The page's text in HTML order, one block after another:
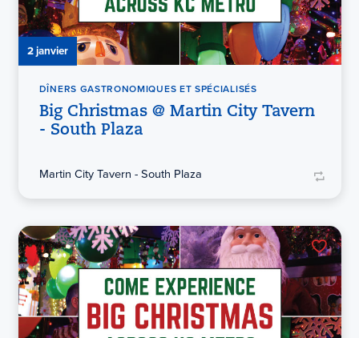
2 janvier
DÎNERS GASTRONOMIQUES ET SPÉCIALISÉS
Big Christmas @ Martin City Tavern
- South Plaza
Martin City Tavern - South Plaza